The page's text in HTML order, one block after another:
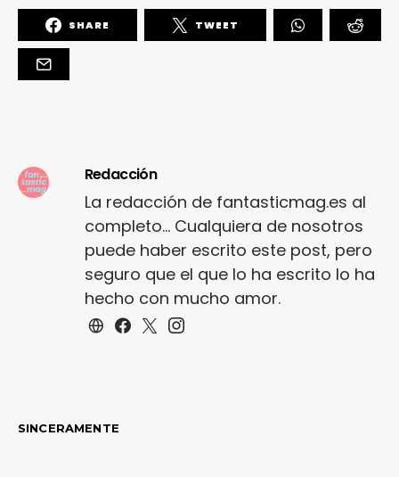
SHARE TWEET
Redacción
La redacción de fantasticmag.es al
completo... Cualquiera de nosotros
puede haber escrito este post, pero
seguro que el que lo ha escrito lo ha
hecho con mucho amor.
SINCERAMENTE